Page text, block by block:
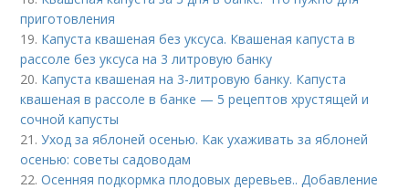
приготовления
19. Капуста квашеная без уксуса. Квашеная капуста в
рассоле без уксуса на 3 литровую банку
20. Капуста квашеная на 3-литровую банку. Капуста
квашеная в рассоле в банке — 5 рецептов хрустящей и
сочной капусты
21.Уход за яблоней осенью. Как ухаживать за яблоней
осенью: советы садоводам
22.Осенняя подкормка плодовых деревьев.. Добавление